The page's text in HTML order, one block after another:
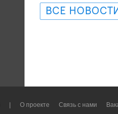
ВСЕ
О проекте Связь с нами